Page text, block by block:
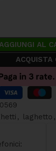
AL
ACQUISTA
, laghetto ,